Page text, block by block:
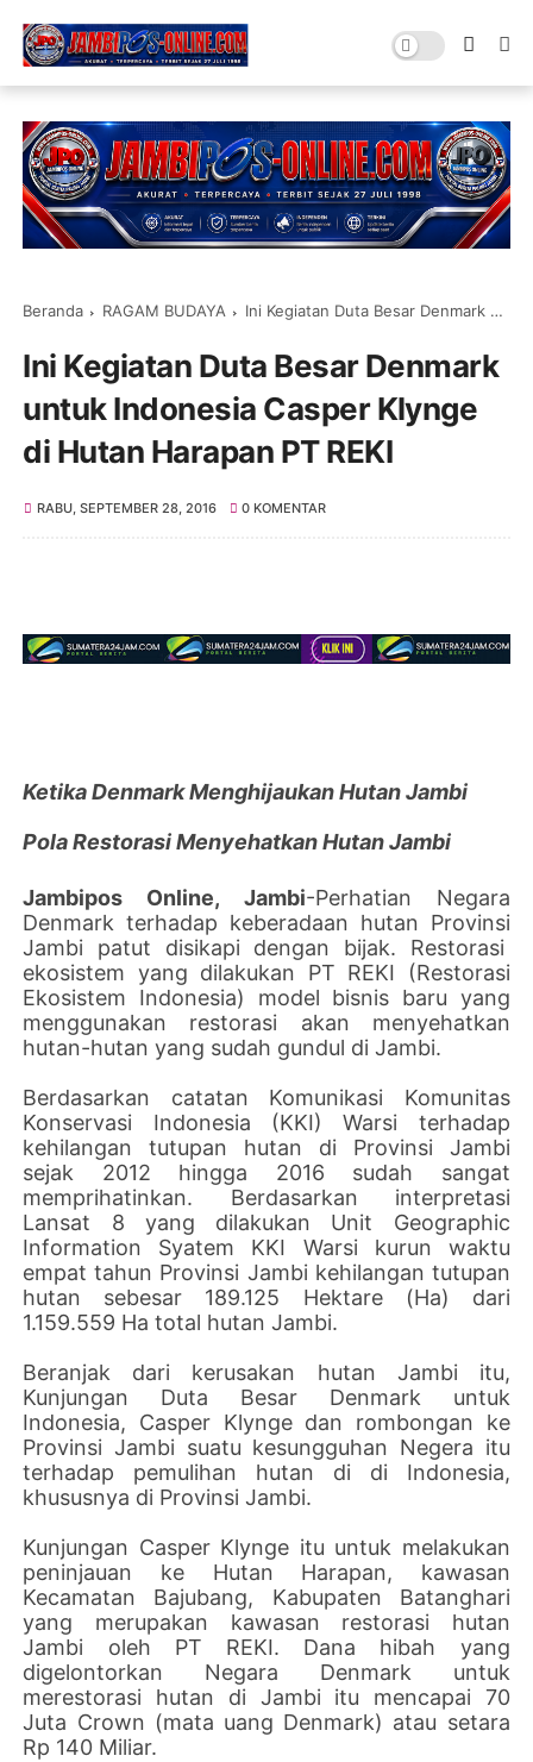
Beranda RAGAM BUDAYA Ini Kegiatan Duta Besar Denmark untuk Indonesia Casper Klynge di Hutan Harapan PT REKI
Ini Kegiatan Duta Besar Denmark
untuk Indonesia Casper Klynge
di Hutan Harapan PT REKI
RABU, SEPTEMBER 28, 2016 0 KOMENTAR
Ketika Denmark Menghijaukan Hutan Jambi
Pola Restorasi Menyehatkan Hutan Jambi
Jambipos Online, Jambi-Perhatian Negara
Denmark terhadap keberadaan hutan Provinsi
Jambi patut disikapi dengan bijak. Restorasi
ekosistem yang dilakukan PT REKI (Restorasi
Ekosistem Indonesia) model bisnis baru yang
menggunakan restorasi akan menyehatkan
hutan-hutan yang sudah gundul di Jambi.
Berdasarkan catatan Komunikasi Komunitas
Konservasi Indonesia (KKI) Warsi terhadap
kehilangan tutupan hutan di Provinsi Jambi
sejak 2012 hingga 2016 sudah sangat
memprihatinkan. Berdasarkan interpretasi
Lansat 8 yang dilakukan Unit Geographic
Information Syatem KKI Warsi kurun waktu
empat tahun Provinsi Jambi kehilangan tutupan
hutan sebesar 189.125 Hektare (Ha) dari
1.159.559 Ha total hutan Jambi.
Beranjak dari kerusakan hutan Jambi itu,
Kunjungan Duta Besar Denmark untuk
Indonesia, Casper Klynge dan rombongan ke
Provinsi Jambi suatu kesungguhan Negera itu
terhadap pemulihan hutan di di Indonesia,
khususnya di Provinsi Jambi.
Kunjungan Casper Klynge itu untuk melakukan
peninjauan ke Hutan Harapan, kawasan
Kecamatan Bajubang, Kabupaten Batanghari
yang merupakan kawasan restorasi hutan
Jambi oleh PT REKI. Dana hibah yang
digelontorkan Negara Denmark untuk
merestorasi hutan di Jambi itu mencapai 70
Juta Crown (mata uang Denmark) atau setara
Rp 140 Miliar.